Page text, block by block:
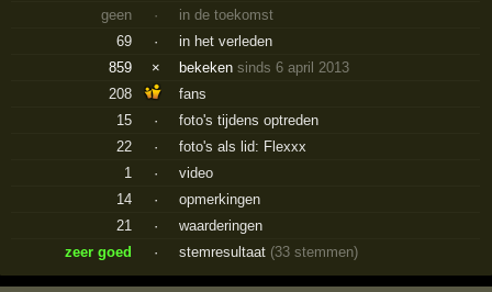
geen
·
in de toekomst
69
·
in het verleden
859
× bekekensinds 6 april 2013
208
fans
15
·
foto's tijdens optreden
22
·
foto's als lid: Flexxx
1
·
video
14
·
opmerkingen
21
·
waarderingen
zeer goed
· stemresultaat (33 stemmen)